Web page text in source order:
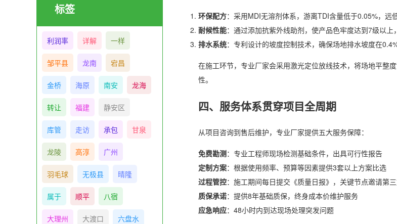
标签
利润率 详解 一样
邹平县 龙南 宕昌
金桥 海原 南安 龙海
转让 福建 静安区
库管 走访 承包 甘泉
龙陵 高淳 广州
羽毛球 无极县 晴隆
属于 顺平 八宿
大理州 大渡口 六盘水
环保配方：采用MDI无溶剂体系，游离TDI含量低于0.05%，远
耐候性能：通过添加抗紫外线助剂，使产品色牢度达到7级以
排水系统：专利设计的坡度控制技术，确保场地排水坡度在
在施工环节，专业厂家会采用激光定位放线技术，将场地平整
性。
四、服务体系贯穿项目全周期
从项目咨询到售后维护，专业厂家提供五大服务保障：
免费勘测：专业工程师现场检测基础条件，出具可行性报告
定制方案：根据使用频率、预算等因素提供3套以上方案比选
过程管控：施工期间每日提交《质量日报》，关键节点邀请第
质保承诺：提供8年基础质保，终身成本价维护服务
应急响应：48小时内到达现场处理突发问题